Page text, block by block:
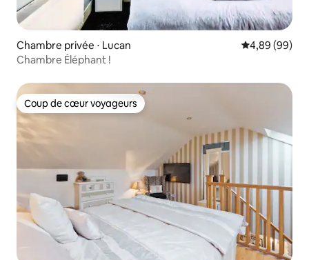
Chambre privée ⋅ Lucan Évaluation
4,89 (99)
Chambre Éléphant !
Coup de cœur voyageurs
Coup de cœur voyageurs